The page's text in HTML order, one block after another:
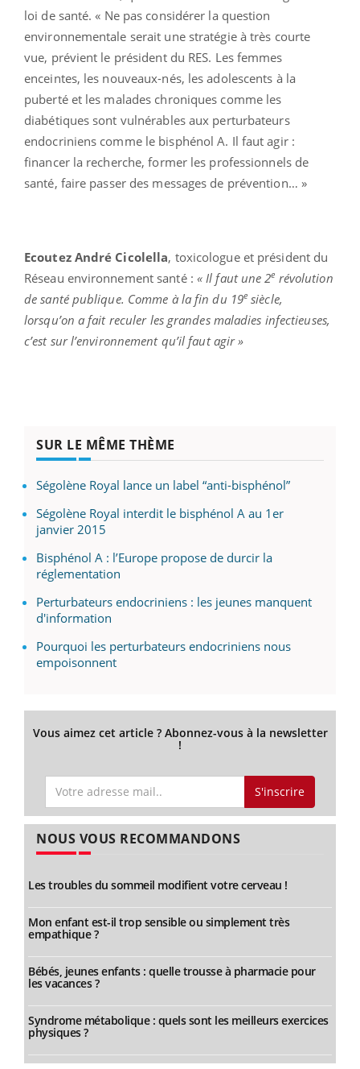
loi de santé. « Ne pas considérer la question
environnementale serait une stratégie à très courte
vue, prévient le président du RES. Les femmes
enceintes, les nouveaux-nés, les adolescents à la
puberté et les malades chroniques comme les
diabétiques sont vulnérables aux perturbateurs
endocriniens comme le bisphénol A. Il faut agir :
financer la recherche, former les professionnels de
santé, faire passer des messages de prévention… »
Ecoutez André Cicolella, toxicologue et président du
Réseau environnement santé : « Il faut une 2e révolution
de santé publique. Comme à la fin du 19e siècle,
lorsqu’on a fait reculer les grandes maladies infectieuses,
c’est sur l’environnement qu’il faut agir »
SUR LE MÊME THÈME
Ségolène Royal lance un label “anti-bisphénol”
Ségolène Royal interdit le bisphénol A au 1er
janvier 2015
Bisphénol A : l’Europe propose de durcir la
réglementation
Perturbateurs endocriniens : les jeunes manquent
d'information
Pourquoi les perturbateurs endocriniens nous
empoisonnent
Vous aimez cet article ? Abonnez-vous à la newsletter
!
S'inscrire
NOUS VOUS RECOMMANDONS
Les troubles du sommeil modifient votre cerveau !
Mon enfant est-il trop sensible ou simplement très
empathique ?
Bébés, jeunes enfants : quelle trousse à pharmacie pour
les vacances ?
Syndrome métabolique : quels sont les meilleurs exercices
physiques ?